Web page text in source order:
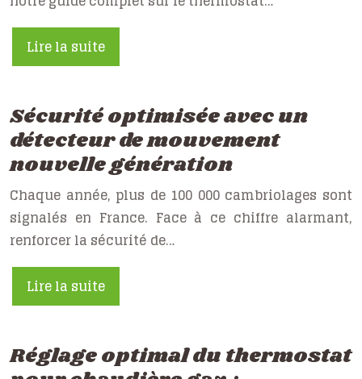
Lire la suite
Sécurité optimisée avec un
détecteur de mouvement
nouvelle génération
Chaque année, plus de 100 000 cambriolages sont
signalés en France. Face à ce chiffre alarmant,
renforcer la sécurité de…
Lire la suite
Réglage optimal du thermostat